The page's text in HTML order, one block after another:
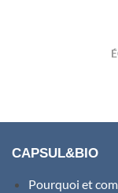
CAPSUL&BIO
Pourquoi et